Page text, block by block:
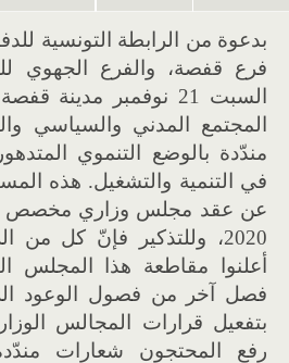
بدعوة من الرابطة التونسية
فرع قفصة، والفرع الجهوي
السبت 21 نوفمبر
المجتمع المدني والسياسي
مندّدة بالوضع التنموي
في التنمية والتشغيل. هذه
2020، وللتذكير فإنّ كل من
أعلنوا مقاطعة هذا المجلس
فصل آخر من فصول الوعود
بتفعيل قرارات المجالس
رفع المحتجون شعارات